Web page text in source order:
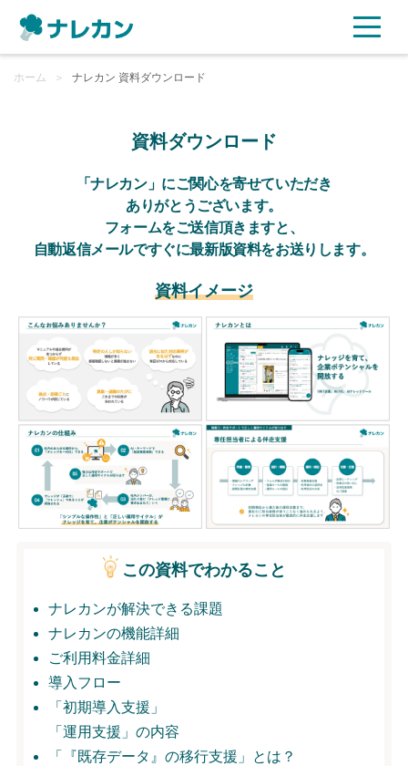
ご利用プラン
ご利用企業様の声
セキュリティ
よくある質問
資料ダウンロード
無料トライアル
ログイン
ホーム ＞ ナレカン 資料ダウンロード
資料ダウンロード
「ナレカン」にご関心を寄せていただき
ありがとうございます。
フォームをご送信頂きますと、
自動返信メールですぐに最新版資料をお送りします。
資料イメージ
この資料でわかること
ナレカンが解決できる課題
ナレカンの機能詳細
ご利用料金詳細
導入フロー
「初期導入支援」
「運用支援」の内容
「『既存データ』の移行支援」とは？